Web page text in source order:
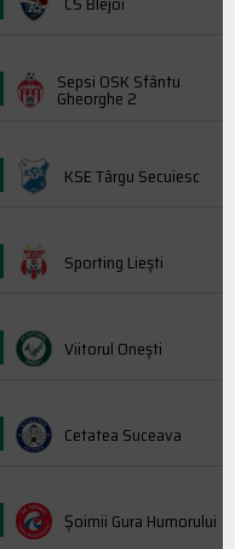
Sepsi OSK Sfântu
Gheorghe 2
KSE Târgu Secuiesc
Sporting Liești
Viitorul Onești
Cetatea Suceava
Şoimii Gura Humorului